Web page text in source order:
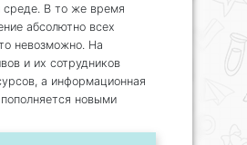
среде. В то же время
абсолютно всех
невозможно. На
и их сотрудников
а информационная
новыми